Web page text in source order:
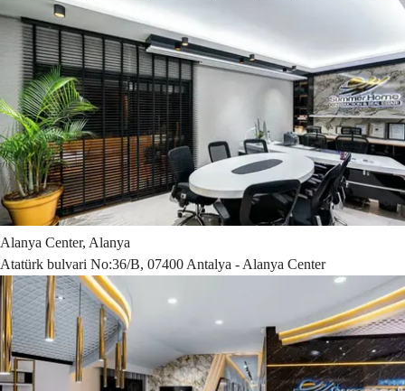
Alanya Center, Alanya
Atatürk bulvari No:36/B, 07400 Antalya - Alanya Center